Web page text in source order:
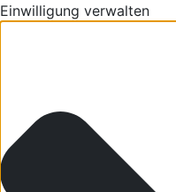
Einwilligung verwalten